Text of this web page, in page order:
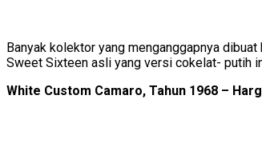
Banyak kolektor yang menganggapnya
Sweet Sixteen asli yang versi cokelat- putih
White Custom Camaro, Tahun 1968 –